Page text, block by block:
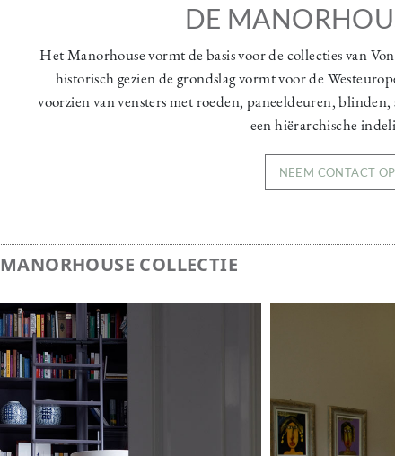
DE
Het Manorhouse vormt de basis voor de collecties van
historisch gezien de grondslag vormt voor de
voorzien van vensters met roeden, paneeldeuren,
een hiërarchische
NEEM CONTACT
MANORHOUSE COLLECTIE